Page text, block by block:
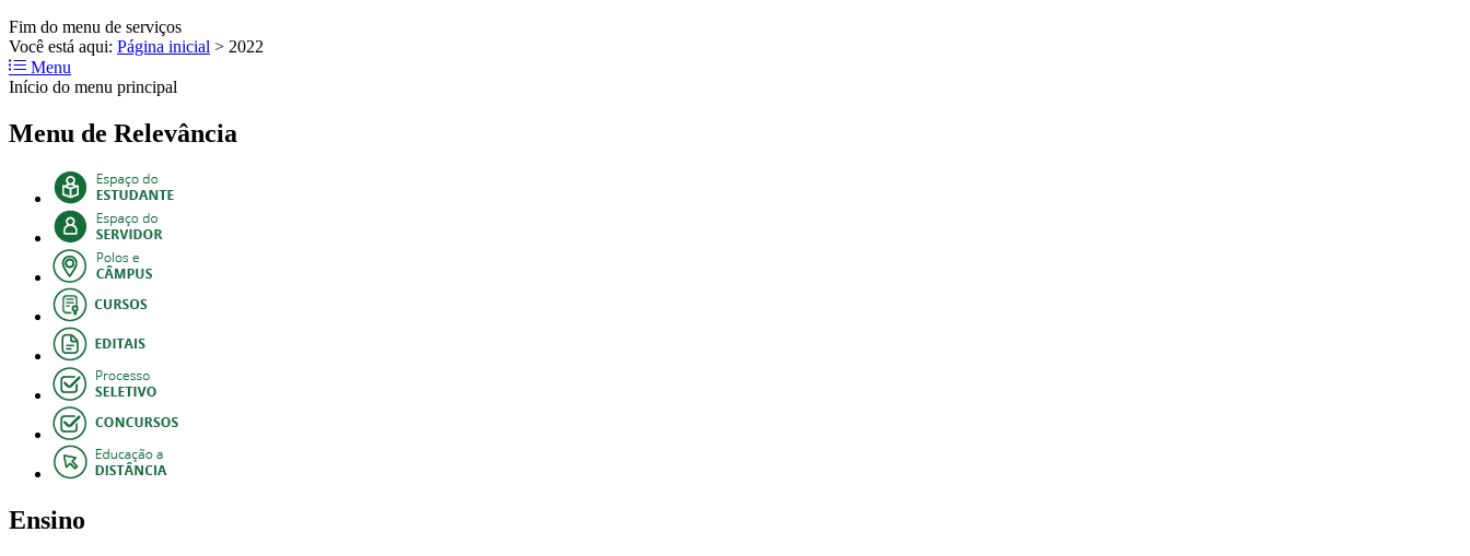
Fim do menu de serviços
Você está aqui: Página inicial > 2022
Menu
Início do menu principal
Menu de Relevância
Ensino